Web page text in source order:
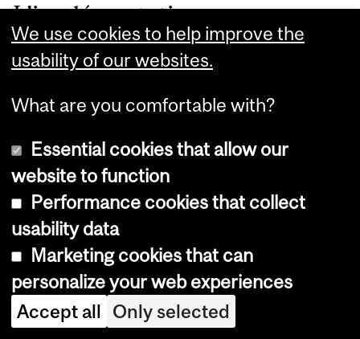
L’implémentation
d’orientations féministes en
la lumière sur des inégalités
persistantes entre hommes et
femmes à l’internationale et
permet de recentrer le discours
sur cet enjeu de taille. La
politique étrangère de la Suède
a depuis longtemps été perçue
We use cookies to help improve the
usability of our websites.
What are you comfortable with?
Essential cookies that allow our
website to function
Performance cookies that collect
usability data
Marketing cookies that can
personalize your web experiences
Accept all Only selected